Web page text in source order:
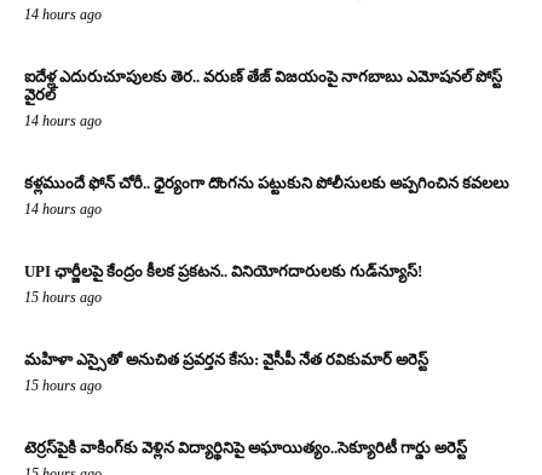
14 hours ago
ఐదేళ్ల ఎదురుచూపులకు తెర.. వరుణ్ తేజ్ విజయంపై నాగబాబు ఎమోషనల్ పోస్ట్
వైరల్
14 hours ago
కళ్లముందే ఫోన్ చోరీ.. ధైర్యంగా దొంగను పట్టుకుని పోలీసులకు అప్పగించిన కవలలు
14 hours ago
UPI ఛార్జీలపై కేంద్రం కీలక ప్రకటన.. వినియోగదారులకు గుడ్‌న్యూస్!
15 hours ago
మహిళా ఎస్సైతో అనుచిత ప్రవర్తన కేసు: వైసీపీ నేత రవికుమార్ అరెస్ట్
15 hours ago
టెర్రస్‌పైకి వాకింగ్‌కు వెళ్లిన విద్యార్థినిపై అఘాయిత్యం..సెక్యూరిటీ గార్డు అరెస్ట్